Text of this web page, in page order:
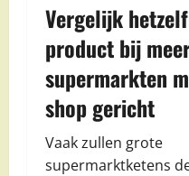
Vergelijk
product bij
supermarkten
shop gericht
Vaak zullen grote
supermarktketens